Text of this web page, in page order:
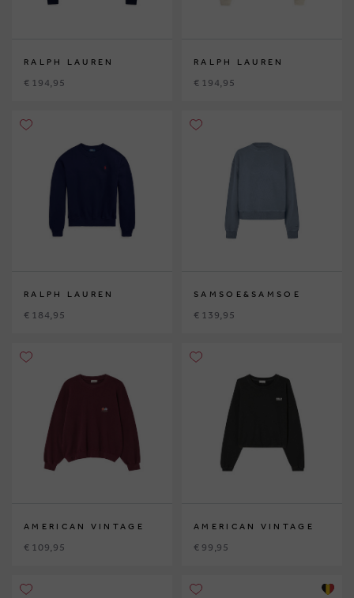
RALPH LAUREN
€ 194,95
RALPH LAUREN
€ 194,95
RALPH LAUREN
€ 184,95
SAMSOE&SAMSOE
€ 139,95
AMERICAN VINTAGE
€ 109,95
AMERICAN VINTAGE
€ 99,95